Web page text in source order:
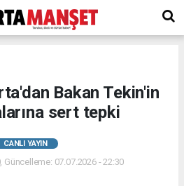
Bakan Tekin'in
sert tepki
CANLI YAYIN
Güncelleme: 07.07.2026 - 22:30